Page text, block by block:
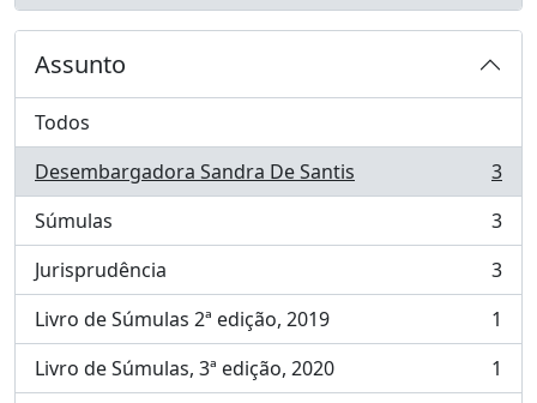
Assunto
Todos
Desembargadora Sandra De Santis
, 3 resultados
3
Súmulas
, 3 resultados
3
Jurisprudência
, 3 resultados
3
Livro de Súmulas 2ª edição, 2019
, 1 resultados
1
Livro de Súmulas, 3ª edição, 2020
, 1 resultados
1